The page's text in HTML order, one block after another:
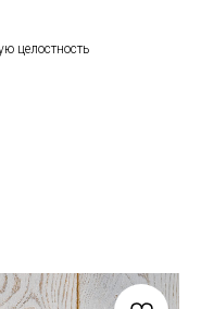
целостность